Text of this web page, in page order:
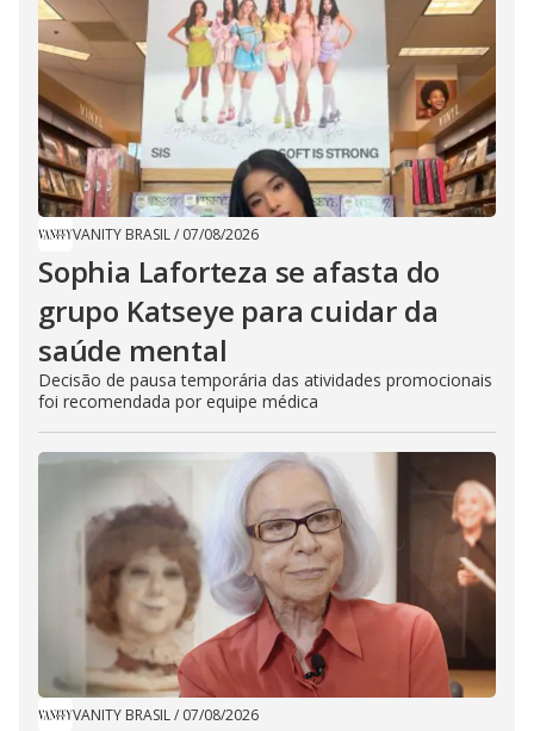
VANITY BRASIL/ 07/08/2026
Sophia Laforteza se afasta do
grupo Katseye para cuidar da
saúde mental
Decisão de pausa temporária das atividades promocionais
foi recomendada por equipe médica
VANITY BRASIL/ 07/08/2026